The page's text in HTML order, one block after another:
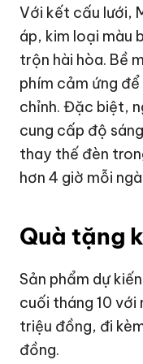
Với kết cấu lưới,
áp, kim loại màu
trộn hài hòa. Bề
phím cảm ứng
chỉnh. Đặc biệt,
cung cấp độ
thay thế đèn
hơn 4 giờ mỗi
Quà tặng
Sản phẩm dự
cuối tháng 10
triệu đồng, đi
đồng.